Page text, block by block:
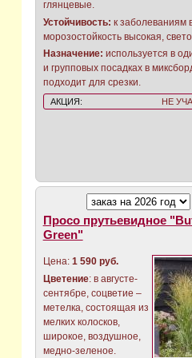
глянцевые.
Устойчивость: к заболеваниям
морозостойкость высокая,
Назначение: используется в
и групповых посадках в
подходит для срезки.
АКЦИЯ: НЕ
Просо прутьевидное
Green"
Цена: 1 590 руб.
Цветение: в августе-
сентябре, соцветие –
метелка, состоящая из
мелких колосков,
широкое, воздушное,
медно-зеленое.